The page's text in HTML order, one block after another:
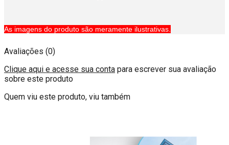
As imagens do produto são meramente ilustrativas.
Avaliações (0)
Clique aqui e acesse sua conta para escrever sua avaliação
sobre este produto
Quem viu este produto, viu também